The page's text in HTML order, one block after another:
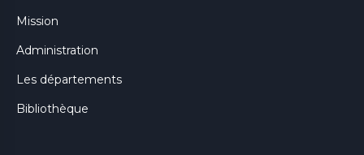
Mission
Administration
Les départements
Bibliothèque